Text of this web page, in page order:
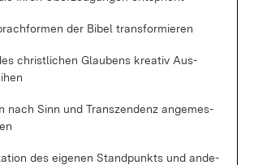
der Bi­bel trans­for­mie­ren
christ­li­chen Glau­bens krea­tiv Aus­
nach Sinn und Tran­szen­denz an­ge­mes­
des ei­ge­nen Stand­punkts und an­de­